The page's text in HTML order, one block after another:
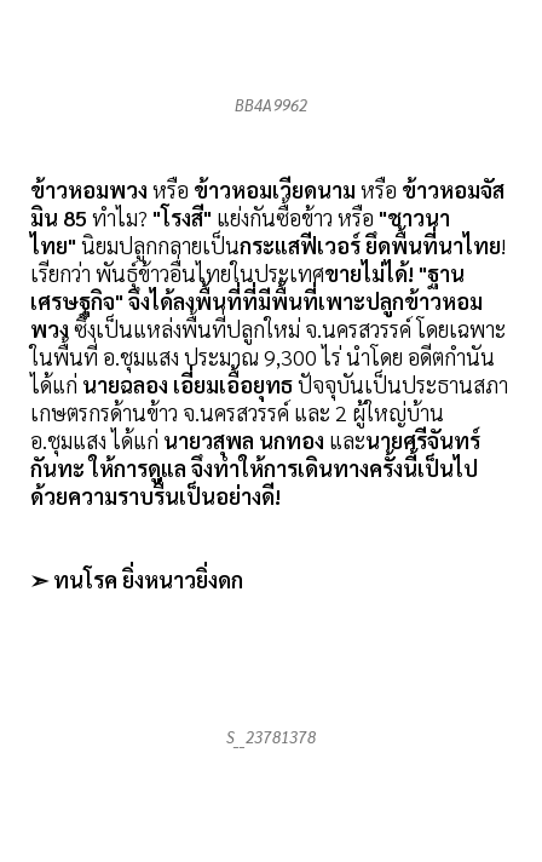
BB4A9962
ข้าวหอมพวง หรือ ข้าวหอมเวียดนาม หรือ ข้าวหอมจัส
มิน 85 ทำไม? "โรงสี" แย่งกันซื้อข้าว หรือ "ชาวนา
ไทย" นิยมปลูกกลายเป็นกระแสฟีเวอร์ยึดพื้นที่นาไทย!
เรียกว่า พันธุ์ข้าวอื่นไทยในประเทศขายไม่ได้! "ฐาน
เศรษฐกิจ" จึงได้ลงพื้นที่ที่มีพื้นที่เพาะปลูกข้าวหอม
พวง ซึ่งเป็นแหล่งพื้นที่ปลูกใหม่ จ.นครสวรรค์ โดยเฉพาะ
ในพื้นที่ อ.ชุมแสง ประมาณ 9,300 ไร่ นำโดย อดีตกำนัน
ได้แก่ นายฉลอง เอี่ยมเอื้อยุทธปัจจุบันเป็นประธานสภา
เกษตรกรด้านข้าว จ.นครสวรรค์ และ 2 ผู้ใหญ่บ้าน
อ.ชุมแสง ได้แก่ นายวสุพล นกทอง และนายศรีจันทร์
กันทะ ให้การดูแล จึงทำให้การเดินทางครั้งนี้เป็นไป
ด้วยความราบรื่นเป็นอย่างดี!
➣ทนโรค ยิ่งหนาวยิ่งดก
S__23781378